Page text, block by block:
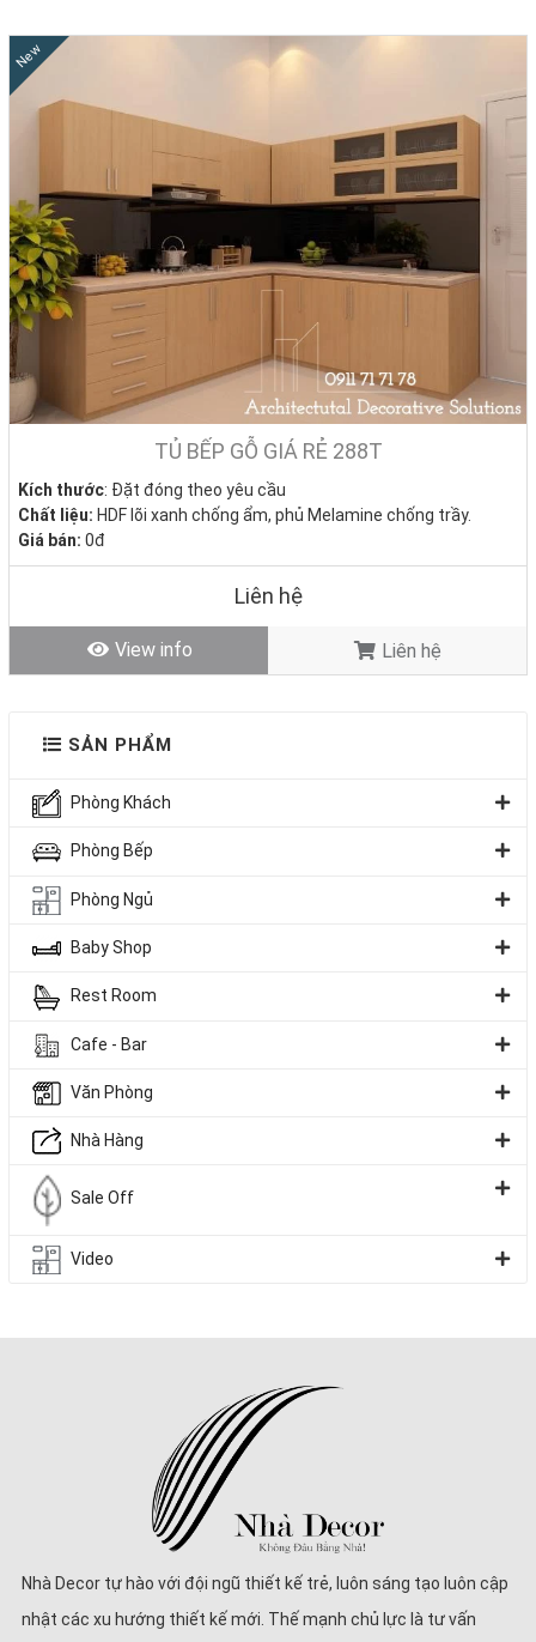
SẢN PHẨM
Phòng Khách
Phòng Bếp
Phòng Ngủ
Baby Shop
Rest Room
Cafe - Bar
Văn Phòng
Nhà Hàng
Sale Off
Video
Kiểu Dáng Tủ Bếp Gỗ Hiện Đại, Lựa Chọn Phù Hợp
Cho Mọi Không Gian Bếp
Khi lựa chọn tủ bếp gỗ công nghiệp
dáng tủ bếp cũng là yếu tố then chốt quyết định sự tiện nghi, thẩm
mỹ và tối ưu hóa không gian bếp. Tùy theo diện tích, thói quen nấu
nướng và phong cách nội thất, mỗi kiểu tủ bếp sẽ phát huy công
năng khác nhau.
với nhà phố, chung cư, biệt thự… mà bạn có thể tham khảo trước khi
thi công.
1. Tủ bếp chữ I – Thiết kế tối giản, tiết kiệm không gian
Tủ bếp chữ I hay còn gọi là tủ bếp thẳng là kiểu dáng đơn giản nhất,
phù hợp với những không gian bếp có diện tích hạn chế như căn hộ
mini, nhà cấp 4 nhỏ gọn.
Ưu điểm:
Thi công nhanh, chi phí thấp
Tối ưu chiều dài tường
Thiết kế gọn gàng, dễ phối với nội thất hiện đại
New
TỦ BẾP GỖ GIÁ RẺ 288T
Kích thước: Đặt đóng theo yêu cầu
Chất liệu: HDF lõi xanh chống ẩm, phủ Melamine chống trầy.
Giá bán: 0đ
Tình trạng: Hàng mới - Còn hàng
Liên hệ
View info Liên hệ
Nhà Decor tự hào với đội ngũ thiết kế trẻ, luôn sáng tạo luôn cập
nhật các xu hướng thiết kế mới. Thế mạnh chủ lực là tư vấn